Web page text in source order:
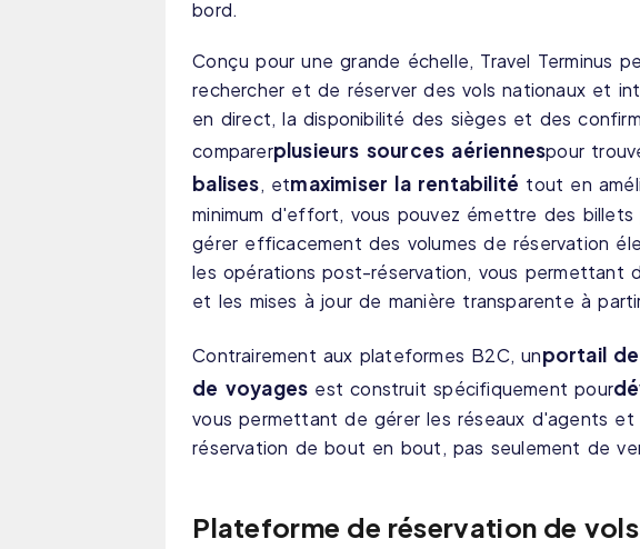
bord.
Conçu pour une grande échelle, Travel Terminus
rechercher et de réserver des vols nationaux et
en direct, la disponibilité des sièges et des
comparerplusieurs sources aériennespour
balises, etmaximiser la rentabilité tout en
minimum d'effort, vous pouvez émettre des
gérer efficacement des volumes de réservation
les opérations post-réservation, vous permettant
et les mises à jour de manière transparente à
Contrairement aux plateformes B2C, unportail
de voyages est construit spécifiquement pour
vous permettant de gérer les réseaux d'agents
réservation de bout en bout, pas seulement de
Plateforme de réservation de